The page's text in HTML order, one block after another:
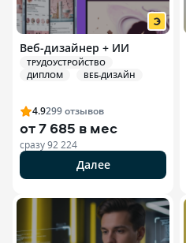
Веб-дизайнер + ИИ
ТРУДОУСТРОЙСТВО
ДИПЛОМ
ВЕБ-ДИЗАЙН
4.9299отзывов
от7 685 в мес
сразу92 224
Далее